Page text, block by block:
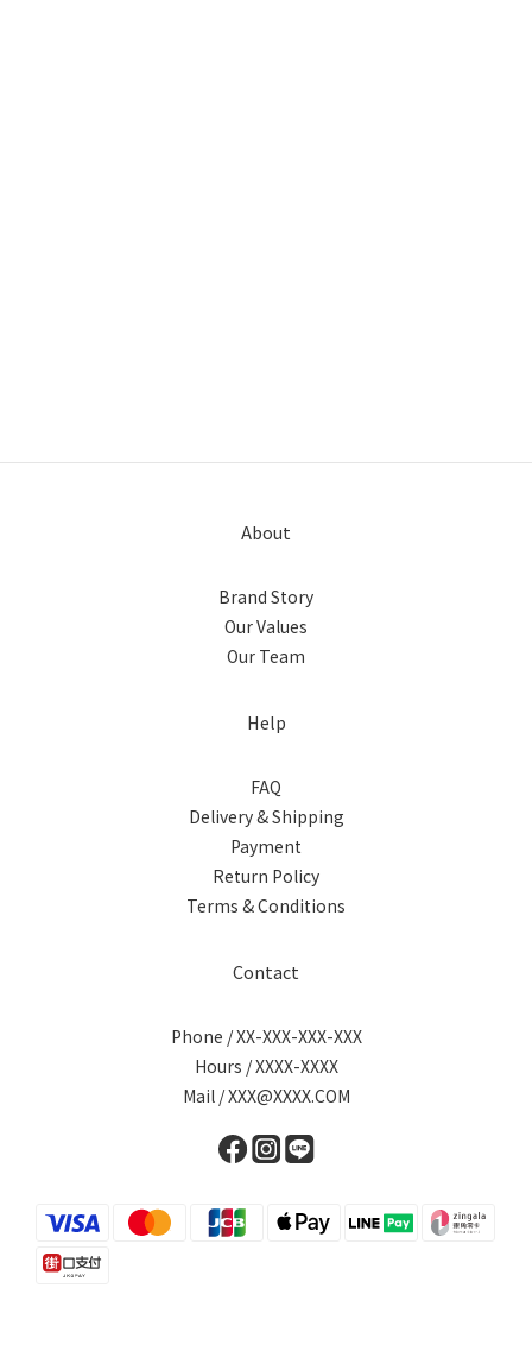
About
Brand Story
Our Values
Our Team
Help
FAQ
Delivery & Shipping
Payment
Return Policy
Terms & Conditions
Contact
Phone / XX-XXX-XXX-XXX
Hours / XXXX-XXXX
Mail / XXX@XXXX.COM